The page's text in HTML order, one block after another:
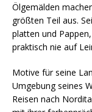
Ölgemälden
größten Teil aus.
platten und
praktisch nie auf
Motive für seine
Um­gebung seines
Reisen nach